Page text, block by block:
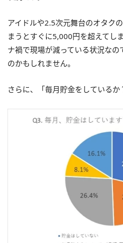
アイドルや2.5次元舞台のオタク
まうとすぐに5,000円を超えてし
ナ禍で現場が減っている状況な
のかもしれません。
さらに、「毎月貯金をしている